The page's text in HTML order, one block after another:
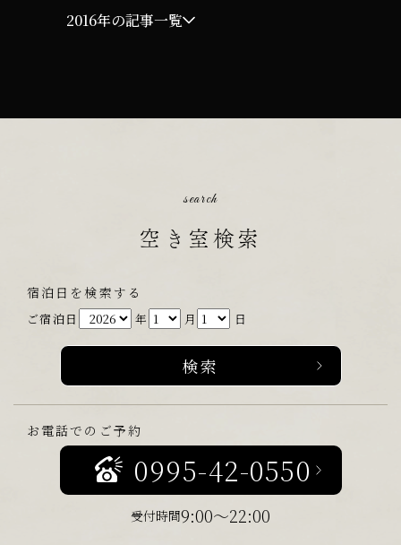
2016年の記事一覧
search
空き室検索
宿泊日を検索する
ご宿泊日 年 月 日
お電話でのご予約
0995-42-0550
受付時間9:00～22:00